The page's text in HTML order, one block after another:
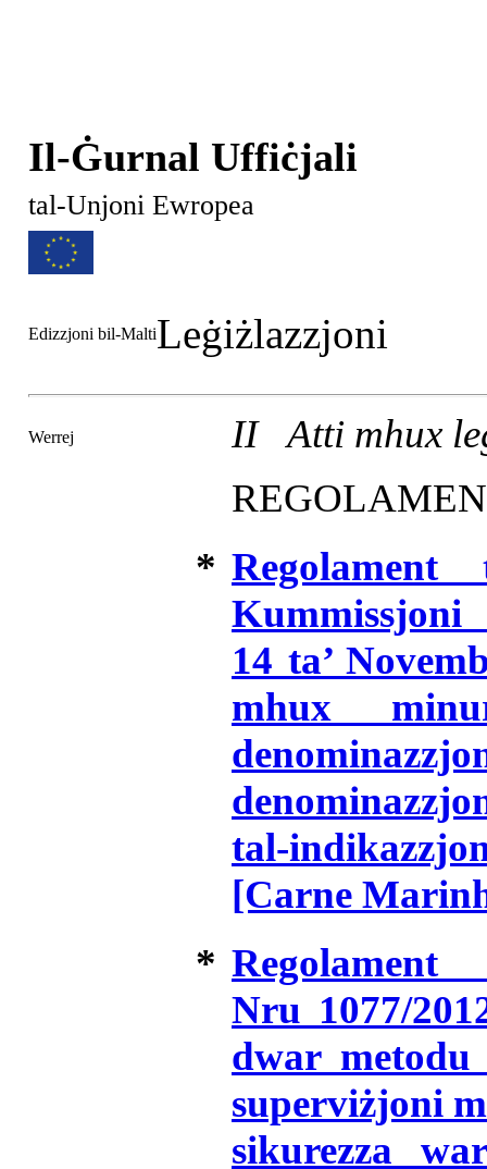
Il-Ġurnal Uffiċjali
tal-Unjoni Ewropea
Edizzjoni bil-MaltiLeġiżlazzjoni
Werrej
II Atti mhux
*
14 ta’
mhux
tal-
[Carne
*
Nru 1077/
dwar metodu
superviżjoni
sikurezza